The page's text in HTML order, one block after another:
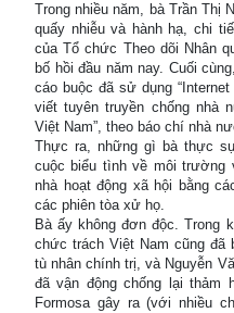
Trong nhiều năm, bà Trần Thị
quấy nhiễu và hành hạ, chi
của Tổ chức Theo dõi Nhân
bố hồi đầu năm nay. Cuối
cáo buộc đã sử dụng
viết tuyên truyền chống nhà
Việt Nam”, theo báo chí nhà
Thực ra, những gì bà thực
cuộc biểu tình về môi trường
nhà hoạt động xã hội bằng
các phiên tòa xử họ.
Bà ấy không đơn độc. Trong
chức trách Việt Nam cũng đã
tù nhân chính trị, và Nguyễn
đã vận động chống lại thảm
Formosa gây ra (với nhiều